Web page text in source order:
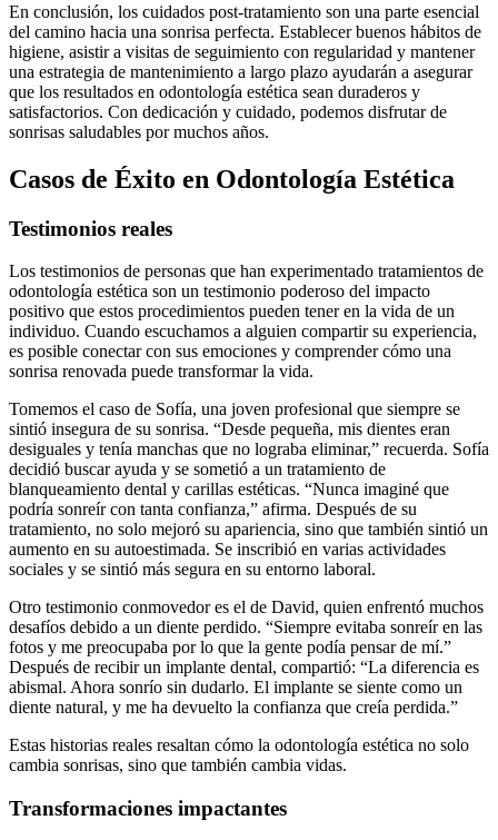
En conclusión, los cuidados post-tratamiento son una parte esencial
del camino hacia una sonrisa perfecta. Establecer buenos hábitos de
higiene, asistir a visitas de seguimiento con regularidad y mantener
una estrategia de mantenimiento a largo plazo ayudarán a asegurar
que los resultados en odontología estética sean duraderos y
satisfactorios. Con dedicación y cuidado, podemos disfrutar de
sonrisas saludables por muchos años.
Casos de Éxito en Odontología Estética
Testimonios reales
Los testimonios de personas que han experimentado tratamientos de
odontología estética son un testimonio poderoso del impacto
positivo que estos procedimientos pueden tener en la vida de un
individuo. Cuando escuchamos a alguien compartir su experiencia,
es posible conectar con sus emociones y comprender cómo una
sonrisa renovada puede transformar la vida.
Tomemos el caso de Sofía, una joven profesional que siempre se
sintió insegura de su sonrisa. “Desde pequeña, mis dientes eran
desiguales y tenía manchas que no lograba eliminar,” recuerda. Sofía
decidió buscar ayuda y se sometió a un tratamiento de
blanqueamiento dental y carillas estéticas. “Nunca imaginé que
podría sonreír con tanta confianza,” afirma. Después de su
tratamiento, no solo mejoró su apariencia, sino que también sintió un
aumento en su autoestimada. Se inscribió en varias actividades
sociales y se sintió más segura en su entorno laboral.
Otro testimonio conmovedor es el de David, quien enfrentó muchos
desafíos debido a un diente perdido. “Siempre evitaba sonreír en las
fotos y me preocupaba por lo que la gente podía pensar de mí.”
Después de recibir un implante dental, compartió: “La diferencia es
abismal. Ahora sonrío sin dudarlo. El implante se siente como un
diente natural, y me ha devuelto la confianza que creía perdida.”
Estas historias reales resaltan cómo la odontología estética no solo
cambia sonrisas, sino que también cambia vidas.
Transformaciones impactantes